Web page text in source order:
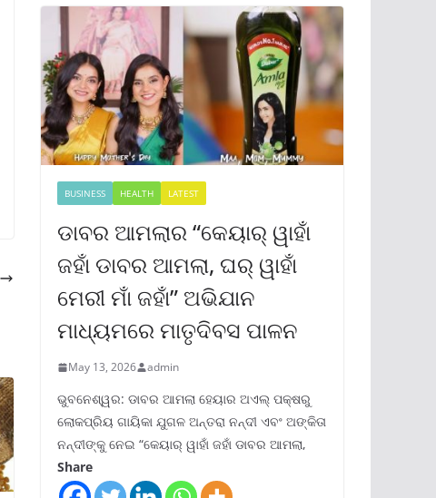
BUSINESS HEALTH LATEST
ଡାବର ଆମଲାର “କେୟାର୍ ୱାହାଁ
ଜହାଁ ଡାବର ଆମଲା, ଘର୍ ୱାହାଁ
ମେରୀ ମାଁ ଜହାଁ” ଅଭିଯାନ
ମାଧ୍ୟମରେ ମାତୃଦିବସ ପାଳନ
May 13, 2026 admin
ଭୁବନେଶ୍ୱର: ଡାବର ଆମଲା ହେୟାର ଅଏଲ୍ ପକ୍ଷରୁ
ଲୋକପ୍ରିୟ ଗାୟିକା ଯୁଗଳ ଅନ୍ତରା ନନ୍ଦୀ ଏବଂ ଅଙ୍କିତା
ନନ୍ଦୀଙ୍କୁ ନେଇ “କେୟାର୍ ୱାହାଁ ଜହାଁ ଡାବର ଆମଲା,
Share